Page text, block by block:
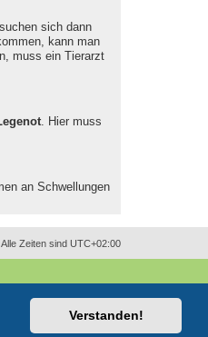
Verstanden!
sich dann
kann man
muss ein Tierarzt
. Hier muss
an Schwellungen
Alle Zeiten sind UTC+02:00